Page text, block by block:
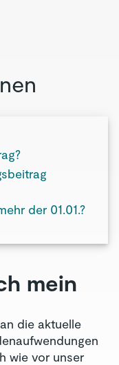
der 01.01.?
mein
die aktuelle
wie vor unser